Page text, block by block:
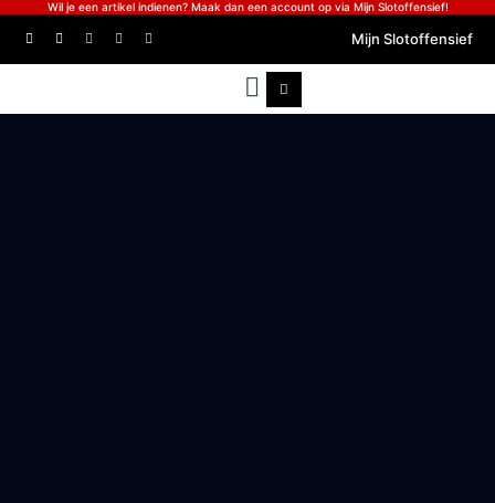
Wil je een artikel indienen? Maak dan een account op via Mijn Slotoffensief!
Mijn Slotoffensief